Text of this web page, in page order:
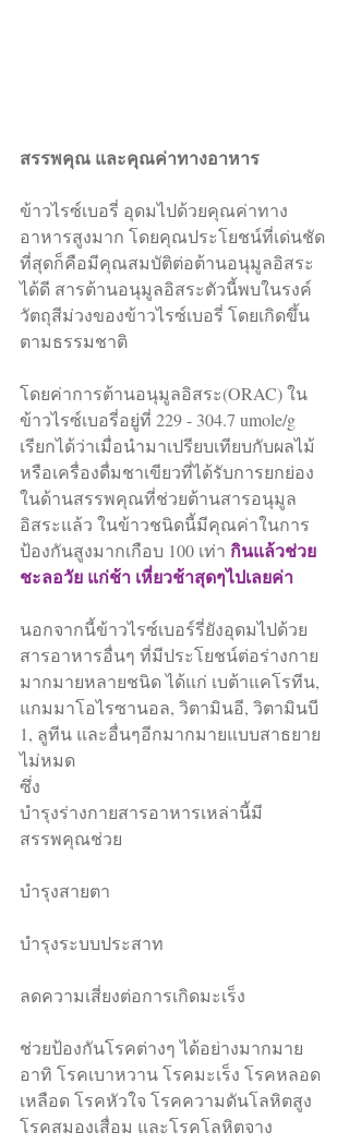
สรรพคุณ และคุณค่าทางอาหาร
ข้าวไรซ์เบอรี่ อุดมไปด้วยคุณค่าทาง
อาหารสูงมาก โดยคุณประโยชน์ที่เด่นชัด
ที่สุดก็คือมีคุณสมบัติต่อต้านอนุมูลอิสระ
ได้ดี สารต้านอนุมูลอิสระตัวนี้พบในรงค์
วัตถุสีม่วงของข้าวไรซ์เบอรี่ โดยเกิดขึ้น
ตามธรรมชาติ
โดยค่าการต้านอนุมูลอิสระ(ORAC) ใน
ข้าวไรซ์เบอรี่อยู่ที่ 229 - 304.7 umole/g
เรียกได้ว่าเมื่อนำมาเปรียบเทียบกับผลไม้
หรือเครื่องดื่มชาเขียวที่ได้รับการยกย่อง
ในด้านสรรพคุณที่ช่วยต้านสารอนุมูล
อิสระแล้ว ในข้าวชนิดนี้มีคุณค่าในการ
ป้องกันสูงมากเกือบ 100 เท่า กินแล้วช่วย
ชะลอวัย แก่ช้า เหี่ยวช้าสุดๆไปเลยค่า
นอกจากนี้ข้าวไรซ์เบอร์รี่ยังอุดมไปด้วย
สารอาหารอื่นๆ ที่มีประโยชน์ต่อร่างกาย
มากมายหลายชนิด ได้แก่ เบต้าแคโรทีน,
แกมมาโอไรซานอล, วิตามินอี, วิตามินบี
1, ลูทีน และอื่นๆอีกมากมายแบบสาธยาย
ไม่หมด
ซึ่ง
บำรุงร่างกายสารอาหารเหล่านี้มี
สรรพคุณช่วย
บำรุงสายตา
บำรุงระบบประสาท
ลดความเสี่ยงต่อการเกิดมะเร็ง
ช่วยป้องกันโรคต่างๆ ได้อย่างมากมาย
อาทิ โรคเบาหวาน โรคมะเร็ง โรคหลอด
เหลือด โรคหัวใจ โรคความดันโลหิตสูง
โรคสมองเสื่อม และโรคโลหิตจาง